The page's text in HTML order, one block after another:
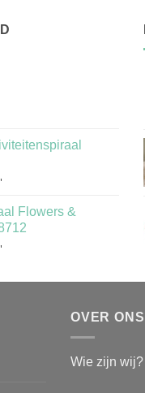
Flowers &
OVER ONS
Wie zijn wij?